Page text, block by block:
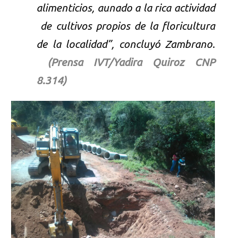
alimenticios, aunado a la rica actividad
de cultivos propios de la floricultura
de la localidad”, concluyó Zambrano.
(Prensa IVT/Yadira Quiroz CNP
8.314)